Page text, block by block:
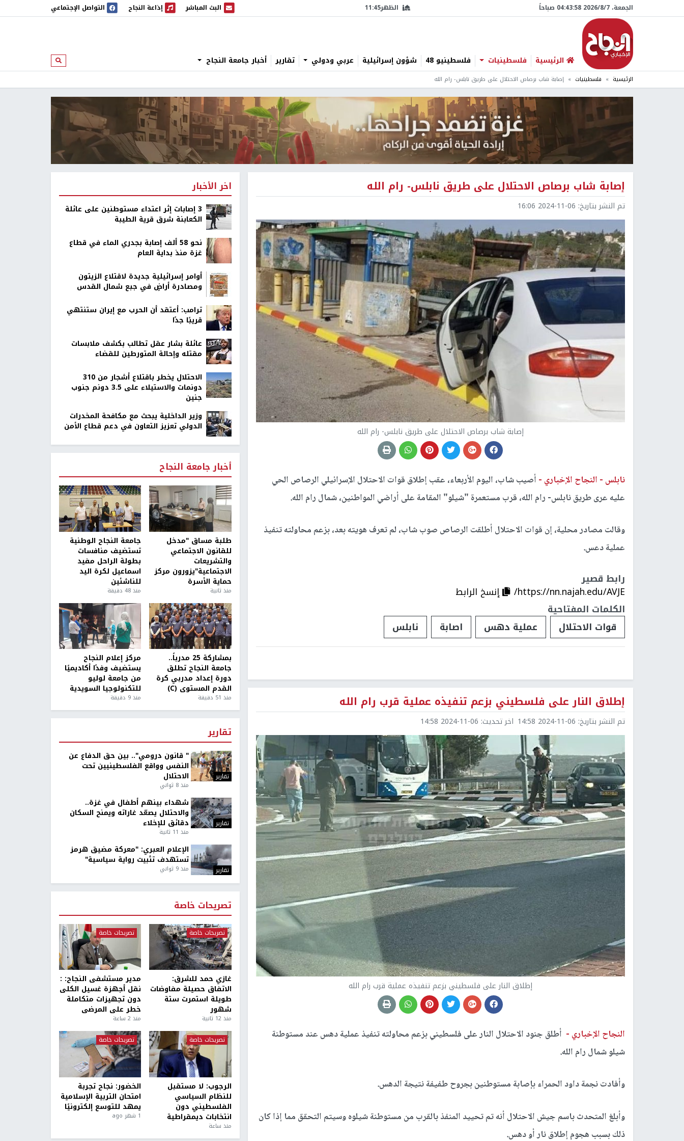
الجمعة، 7/‏8/‏2026 04:43:59 صباحاً الظهر11:45 البث المباشر
البث المباشر إذاعة النجاح
إذاعة النجاح التواصل الإجتماعي
الرئيسية فلسطينيات فلسطينيو 48 شؤون إسرائيلية عربي ودولي تقارير أخبار جامعة النجاح ابحث
الرئيسية فلسطينيات إصابة شاب برصاص الاحتلال على طريق نابلس- رام الله
إصابة شاب برصاص الاحتلال على طريق نابلس- رام الله
تم النشر بتاريخ: 2024-11-06 16:06
إصابة شاب برصاص الاحتلال على طريق نابلس- رام الله
نابلس - النجاح الإخباري - أصيب شاب، اليوم الأربعاء، عقب إطلاق قوات الاحتلال الإسرائيلي الرصاص الحي
عليه عرى طريق نابلس- رام الله، قرب مستعمرة "شيلو" المقامة على أراضي المواطنين، شمال رام الله.
وقالت مصادر محلية، إن قوات الاحتلال أطلقت الرصاص صوب شاب، لم تعرف هويته بعد، بزعم محاولته تنفيذ
عملية دعس.
رابط قصير
https://nn.najah.edu/AVJE/
إنسخ الرابط
الكلمات المفتاحية
قوات الاحتلال
عملية دهس اصابة نابلس
إطلاق النار على فلسطيني بزعم تنفيذه عملية قرب رام الله
تم النشر بتاريخ: 2024-11-06 14:58 اخر تحديث: 2024-11-06 14:58
إطلاق النار على فلسطيني بزعم تنفيذه عملية قرب رام الله
النجاح الإخباري - أطلق جنود الاحتلال النار على فلسطيني بزعم محاولته تنفيذ عملية دهس عند مستوطنة
شيلو شمال رام الله.
وأفادت نجمة داود الحمراء بإصابة مستوطنين بجروح طفيفة نتيجة الدهس.
وأبلغ المتحدث باسم جيش الاحتلال أنه تم تحييد المنفذ بالقرب من مستوطنة شيلوه وسيتم التحقق مما إذا كان
ذلك بسبب هجوم إطلاق نار أو دهس.
اخر الأخبار
‏3 إصابات إثر اعتداء مستوطنين على عائلة
الكعابنة شرق قرية الطيبة
نحو 58 ألف إصابة بجدري الماء في قطاع
غزة منذ بداية العام
أوامر إسرائيلية جديدة لاقتلاع الزيتون
ومصادرة أراضٍ في جبع شمال القدس
ترامب: أعتقد أن الحرب مع إيران ستنتهي
قريبًا جدًا
عائلة بشار عقل تطالب بكشف ملابسات
مقتله وإحالة المتورطين للقضاء
الاحتلال يخطر باقتلاع أشجار من 310
دونمات والاستيلاء على 3.5 دونم جنوب
جنين
وزير الداخلية يبحث مع مكافحة المخدرات
الدولي تعزيز التعاون في دعم قطاع الأمن
أخبار جامعة النجاح
طلبة مساق "مدخل
للقانون الاجتماعي
والتشريعات
الاجتماعية"يزورون مركز
حماية الأسرة
منذ ثانية
جامعة النجاح الوطنية
تستضيف منافسات
بطولة الراحل مفيد
اسماعيل لكرة اليد
للناشئين
منذ 48 دقيقة
بمشاركة 25 مدرباً..
جامعة النجاح تطلق
دورة إعداد مدربي كرة
القدم المستوى (C)
منذ 51 دقيقة
مركز إعلام النجاح
يستضيف وفدًا أكاديميًا
من جامعة لوليو
للتكنولوجيا السويدية
منذ 9 دقيقة
تقارير
تقارير
" قانون درومي".. بين حق الدفاع عن
النفس وواقع الفلسطينيين تحت
الاحتلال
منذ 8 ثواني
تقارير
شهداء بينهم أطفال في غزة..
والاحتلال يصعّد غاراته ويمنح السكان
دقائق للإخلاء
منذ 11 ثانية
تقارير
الإعلام العبري: "معركة مضيق هرمز
تستهدف تثبيت رواية سياسية"
منذ 9 ثواني
تصريحات خاصة
تصريحات خاصة
غازي حمد للشرق:
الاتفاق حصيلة مفاوضات
طويلة استمرت ستة
شهور
منذ 12 ثانية
تصريحات خاصة
مدير مستشفى النجاح: :
نقل أجهزة غسيل الكلى
دون تجهيزات متكاملة
خطر على المرضى
منذ 2 ساعة
تصريحات خاصة
الرجوب: لا مستقبل
للنظام السياسي
الفلسطيني دون
انتخابات ديمقراطية
منذ ساعة
تصريحات خاصة
الخضور: نجاح تجربة
امتحان التربية الإسلامية
يمهد للتوسع إلكترونيًا
1 شهر ago